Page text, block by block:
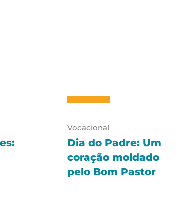
Vocacional
Dia do Padre: Um
coração moldado
pelo Bom Pastor